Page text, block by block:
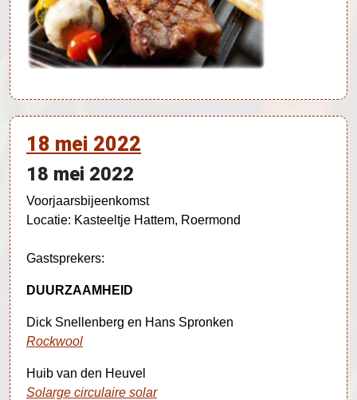
18 mei 2022
18 mei 2022
Voorjaarsbijeenkomst
Locatie: Kasteeltje Hattem, Roermond
Gastsprekers:
DUURZAAMHEID
Dick Snellenberg en Hans Spronken
Rockwool
Huib van den Heuvel
Solarge circulaire solar